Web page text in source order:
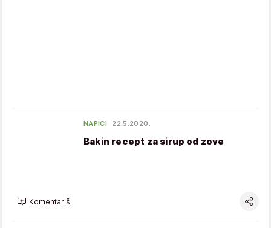
NAPICI 22.5.2020.
Bakin recept za sirup od zove
Komentariši